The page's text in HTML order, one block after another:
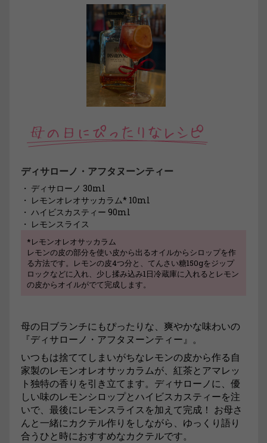
ディサローノ・アフタヌーンティー
・ ディサローノ 30ml
・ レモンオレオサッカラム* 10ml
・ ハイビスカスティー 90ml
・ レモンスライス
*レモンオレオサッカラム
レモンの皮の部分を使い皮から出るオイルからシロップを作
る方法です。レモンの皮4つ分と、てんさい糖150gをジップ
ロックなどに入れ、少し揉み込み1日冷蔵庫に入れるとレモン
の皮からオイルがでて完成します。
母の日ブランチにもぴったりな、爽やかな味わいの
『ディサローノ・アフタヌーンティー』。
いつもは捨ててしまいがちなレモンの皮から作る自
家製のレモンオレオサッカラムが、紅茶とアマレッ
ト独特の香りを引き立てます。ディサローノに、優
しい味のレモンシロップとハイビスカスティーを注
いで、最後にレモンスライスを加えて完成！ お母さ
んと一緒にカクテル作りをしながら、ゆっくり語り
合うひと時におすすめなカクテルです。